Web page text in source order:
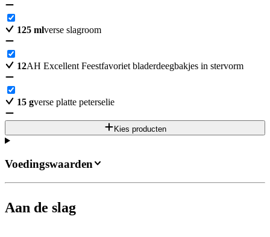
125 mlverse slagroom
12AH Excellent Feestfavoriet bladerdeegbakjes in stervorm
15 gverse platte peterselie
Kies producten
Aan de slag
Voedingswaarden